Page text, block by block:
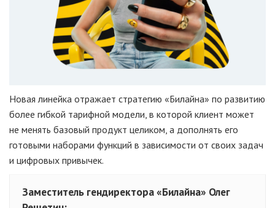
Новая линейка отражает стратегию «Билайна» по развитию
более гибкой тарифной модели, в которой клиент может
не менять базовый продукт целиком, а дополнять его
готовыми наборами функций в зависимости от своих задач
и цифровых привычек.
Заместитель гендиректора «Билайна» Олег